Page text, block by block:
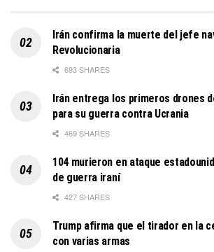
Irán confirma la muerte del jefe
Revolucionaria
693 SHARES
Irán entrega los primeros drones
para su guerra contra Ucrania
469 SHARES
104 murieron en ataque
de guerra iraní
427 SHARES
Trump afirma que el tirador en la
con varias armas